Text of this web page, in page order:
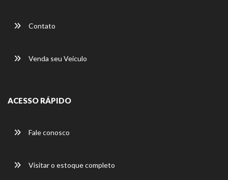
Contato
Venda seu Veículo
ACESSO RÁPIDO
Fale conosco
Visitar o estoque completo